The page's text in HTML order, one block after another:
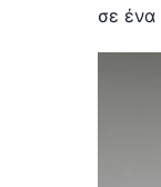
σε ένα